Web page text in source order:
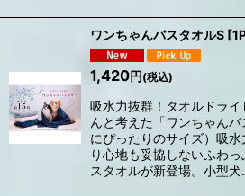
ワンちゃんバスタオルS [
1,420円 (税込)
吸水力抜群！タオルドラ
んと考えた「ワンちゃん
にぴったりのサイズ）吸
り心地も妥協しないふわ
スタオルが新登場。小型